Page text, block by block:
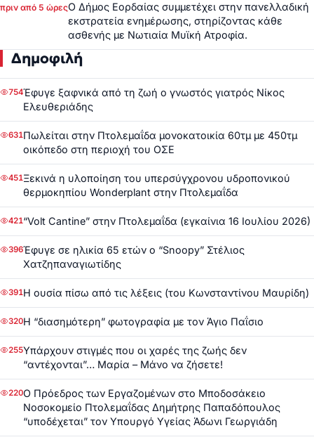
πριν από 5 ώρεςΟ Δήμος Εορδαίας συμμετέχει στην πανελλαδική
εκστρατεία ενημέρωσης, στηρίζοντας κάθε
ασθενής με Νωτιαία Μυϊκή Ατροφία.
Δημοφιλή
754Έφυγε ξαφνικά από τη ζωή ο γνωστός γιατρός Νίκος
Ελευθεριάδης
631Πωλείται στην Πτολεμαΐδα μονοκατοικία 60τμ με 450τμ
οικόπεδο στη περιοχή του ΟΣΕ
451Ξεκινά η υλοποίηση του υπερσύγχρονου υδροπονικού
θερμοκηπίου Wonderplant στην Πτολεμαΐδα
421“Volt Cantine” στην Πτολεμαΐδα (εγκαίνια 16 Ιουλίου 2026)
396Έφυγε σε ηλικία 65 ετών ο “Snoopy” Στέλιος
Χατζηπαναγιωτίδης
391Η ουσία πίσω από τις λέξεις (του Κωνσταντίνου Μαυρίδη)
320Η “διασημότερη” φωτογραφία με τον Άγιο Παΐσιο
255Υπάρχουν στιγμές που οι χαρές της ζωής δεν
“αντέχονται”… Μαρία – Μάνο να ζήσετε!
220Ο Πρόεδρος των Εργαζομένων στο Μποδοσάκειο
Νοσοκομείο Πτολεμαΐδας Δημήτρης Παπαδόπουλος
“υποδέχεται” τον Υπουργό Υγείας Άδωνι Γεωργιάδη